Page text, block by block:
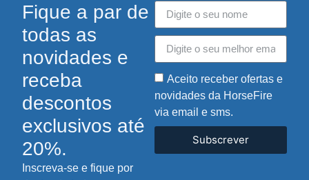
Fique a par de
todas as
novidades e
receba
descontos
exclusivos até
20%.
Inscreva-se e fique por
Aceito receber ofertas e
novidades da HorseFire
via email e sms.
Subscrever